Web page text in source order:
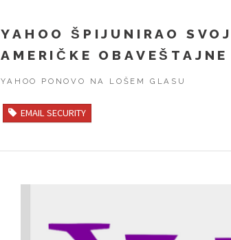
YAHOO ŠPIJUNIRAO
AMERIČKE
YAHOO PONOVO NA LOŠEM GLASU
EMAIL SECURITY